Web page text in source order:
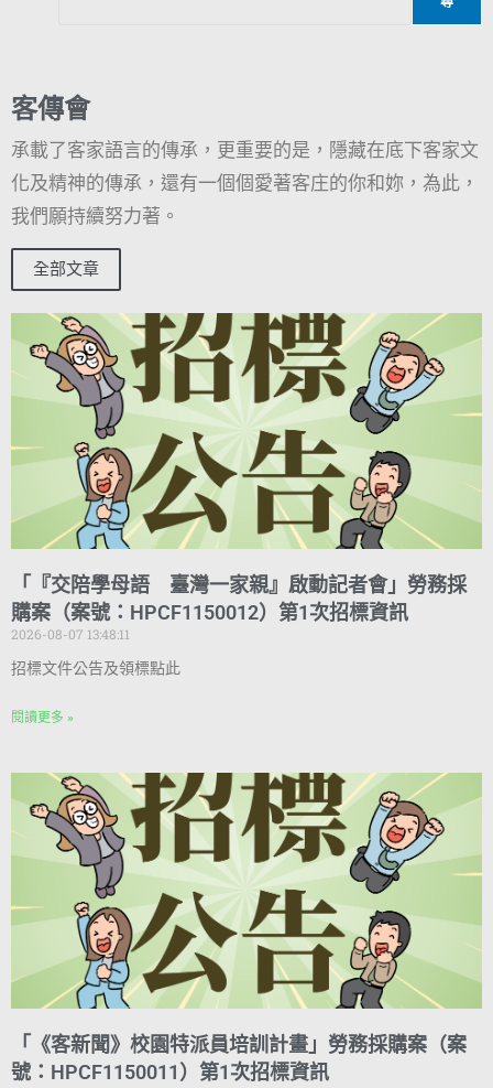
客傳會
承載了客家語言的傳承，更重要的是，隱藏在底下客家文
化及精神的傳承，還有一個個愛著客庄的你和妳，為此，
我們願持續努力著。
全部文章
「『交陪學母語 臺灣一家親』啟動記者會」勞務採
購案（案號：HPCF1150012）第1次招標資訊
2026-08-07 13:48:11
招標文件公告及領標點此
閱讀更多 »
「《客新聞》校園特派員培訓計畫」勞務採購案（案
號：HPCF1150011）第1次招標資訊